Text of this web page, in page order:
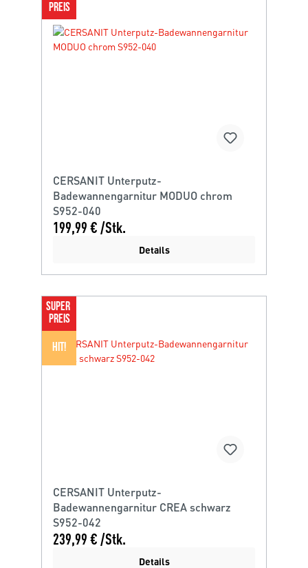
PREIS
CERSANIT Unterputz-
Badewannengarnitur MODUO chrom
S952-040
199,99 € /Stk.
Details
SUPER
PREIS
HIT!
CERSANIT Unterputz-
Badewannengarnitur CREA schwarz
S952-042
239,99 € /Stk.
Details